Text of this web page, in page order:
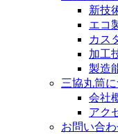
新技
エコ
カス
加工
製造
三協丸筒
会社
アク
お問い合